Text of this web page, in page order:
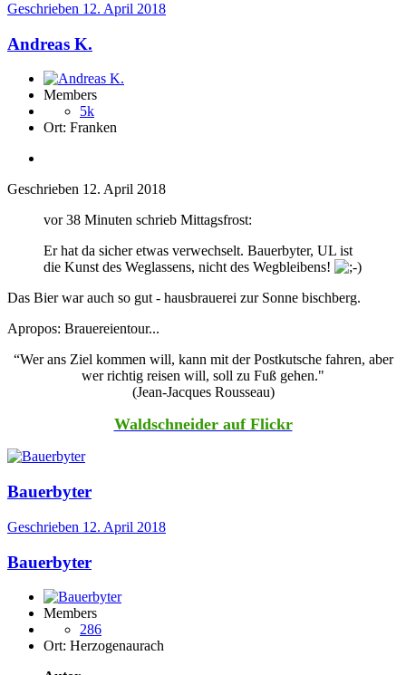
Geschrieben 12. April 2018
Andreas K.
Members
5k
Ort: Franken
Geschrieben 12. April 2018
vor 38 Minuten schrieb Mittagsfrost:
Er hat da sicher etwas verwechselt. Bauerbyter, UL ist
die Kunst des Weglassens, nicht des Wegbleibens!
Das Bier war auch so gut - hausbrauerei zur Sonne bischberg.
Apropos: Brauereientour...
“Wer ans Ziel kommen will, kann mit der Postkutsche fahren, aber
wer richtig reisen will, soll zu Fuß gehen."
(Jean-Jacques Rousseau)
Waldschneider auf Flickr
Bauerbyter
Geschrieben 12. April 2018
Bauerbyter
Members
286
Ort: Herzogenaurach